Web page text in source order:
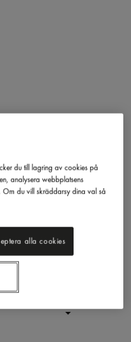
Burk
du till lagring av cookies på
analysera webbplatsens
Om du vill skräddarsy dina val så
alla cookies